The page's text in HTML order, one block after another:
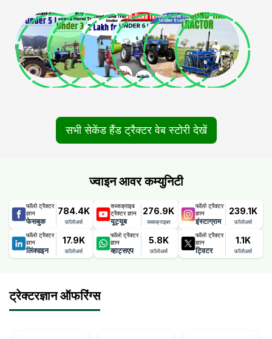
सभी सेकेंड हैंड ट्रैक्टर वेब स्टोरी देखें
ज्वाइन आवर कम्युनिटी
फॉलो ट्रैक्टर
ज्ञान
फेसबुक
784.4K
फ़ॉलोअर्स
सब्सक्राइब
ट्रैक्टर ज्ञान
यूट्यूब
276.9K
सब्सक्राइबर
फॉलो ट्रैक्टर
ज्ञान
इंस्टाग्राम
239.1K
फ़ॉलोअर्स
फॉलो ट्रैक्टर
ज्ञान
लिंक्डइन
17.9K
फ़ॉलोअर्स
फॉलो ट्रैक्टर
ज्ञान
व्हाट्सएप
5.8K
फ़ॉलोअर्स
फॉलो ट्रैक्टर
ज्ञान
ट्विटर
1.1K
फ़ॉलोअर्स
ट्रेक्टरज्ञान ऑफरिंग्स